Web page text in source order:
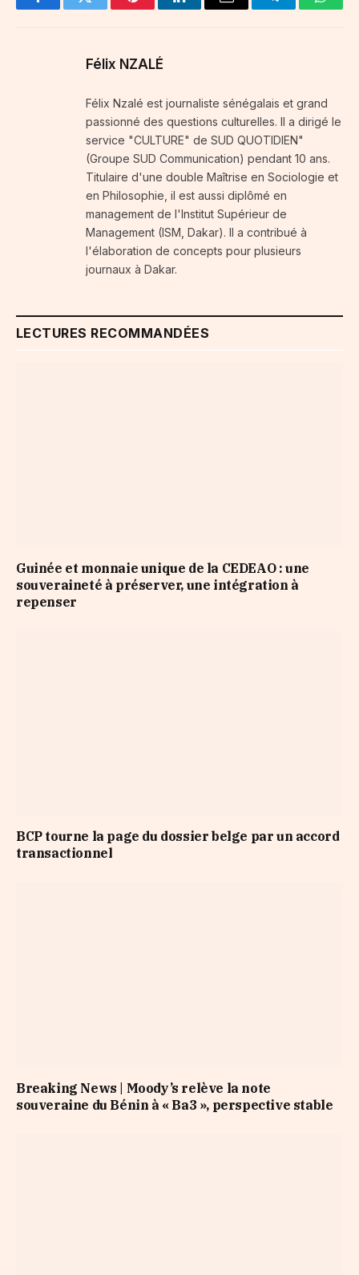
FacebookTwitter PinterestLinkedInEmail Telegram
Félix NZALÉ
Félix Nzalé est journaliste sénégalais et grand
passionné des questions culturelles. Il a dirigé le
service "CULTURE" de SUD QUOTIDIEN"
(Groupe SUD Communication) pendant 10 ans.
Titulaire d'une double Maîtrise en Sociologie et
en Philosophie, il est aussi diplômé en
management de l'Institut Supérieur de
Management (ISM, Dakar). Il a contribué à
l'élaboration de concepts pour plusieurs
journaux à Dakar.
LECTURES RECOMMANDÉES
Guinée et monnaie unique de la CEDEAO : une
souveraineté à préserver, une intégration à
repenser
BCP tourne la page du dossier belge par un accord
transactionnel
Breaking News | Moody’s relève la note
souveraine du Bénin à « Ba3 », perspective stable